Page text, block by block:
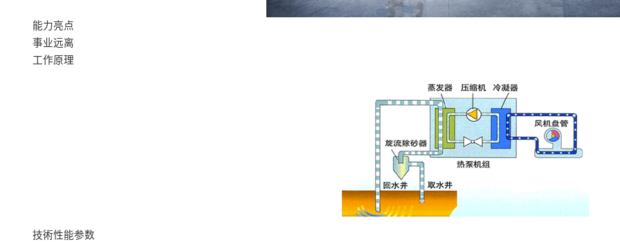
能力亮点
事业远离
工作原理
技術性能参数